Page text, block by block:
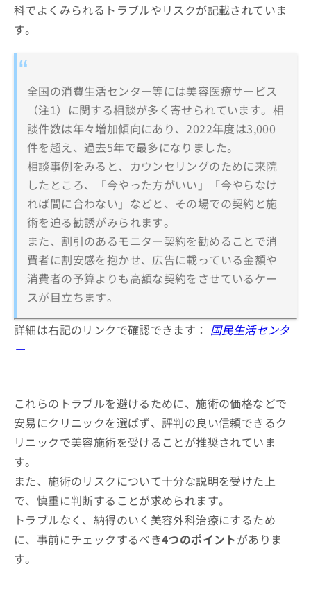
科でよくみられるトラブルやリスクが記載されていま
す。
全国の消費生活センター等には美容医療サービス
（注1）に関する相談が多く寄せられています。相
談件数は年々増加傾向にあり、2022年度は3,000
件を超え、過去5年で最多になりました。
相談事例をみると、カウンセリングのために来院
したところ、「今やった方がいい」「今やらなけ
れば間に合わない」などと、その場での契約と施
術を迫る勧誘がみられます。
また、割引のあるモニター契約を勧めることで消
費者に割安感を抱かせ、広告に載っている金額や
消費者の予算よりも高額な契約をさせているケー
スが目立ちます。
詳細は右記のリンクで確認できます： 国民生活センタ
ー
これらのトラブルを避けるために、施術の価格などで
安易にクリニックを選ばず、評判の良い信頼できるク
リニックで美容施術を受けることが推奨されていま
す。
また、施術のリスクについて十分な説明を受けた上
で、慎重に判断することが求められます。
トラブルなく、納得のいく美容外科治療にするため
に、事前にチェックするべき4つのポイントがありま
す。